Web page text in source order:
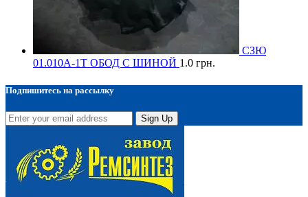
СЗЮ
01.010А-1Т ОБОД С ШИНОЙ 1.0 грн.
Подпишитесь на рассылку
Sign Up